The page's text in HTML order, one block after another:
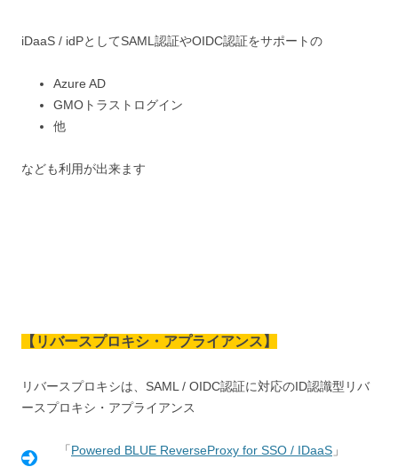
iDaaS / idPとしてSAML認証やOIDC認証をサポートの
Azure AD
GMOトラストログイン
他
なども利用が出来ます
【 リバースプロキシ・アプライアンス 】
リバースプロキシは、SAML / OIDC認証に対応のID認識型リバ
ースプロキシ・アプライアンス
「Powered BLUE ReverseProxy for SSO / IDaaS 」